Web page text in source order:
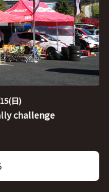
日)
challenge